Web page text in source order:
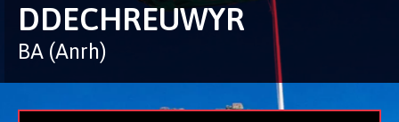
DDECHREUWYR
BA (Anrh)